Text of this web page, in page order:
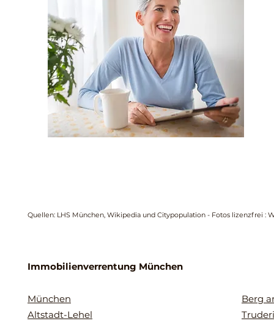
Quellen: LHS München, Wikipedia und Citypopulation - Fotos lizenzfrei :
Immobilienverrentung München
München
Altstadt-Lehel
Berg